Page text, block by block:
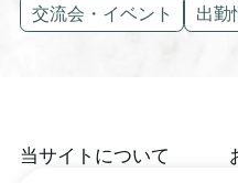
交流会・イベント
出勤
当サイトについて